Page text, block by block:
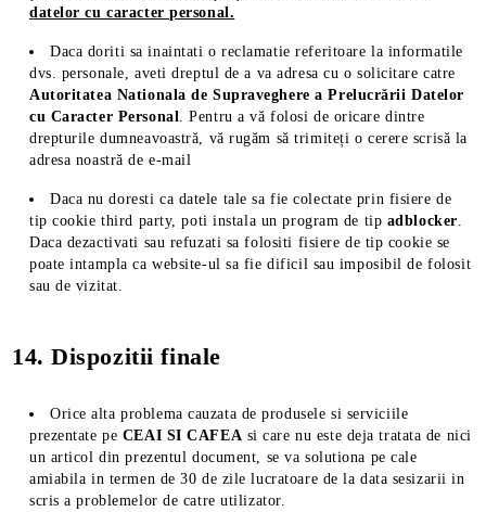
datelor cu caracter personal.
Daca doriti sa inaintati o reclamatie referitoare la informatile
dvs. personale, aveti dreptul de a va adresa cu o solicitare catre
Autoritatea Nationala de Supraveghere a Prelucrării Datelor
cu Caracter Personal. Pentru a vă folosi de oricare dintre
drepturile dumneavoastră, vă rugăm să trimiteți o cerere scrisă la
adresa noastră de e-mail
Daca nu doresti ca datele tale sa fie colectate prin fisiere de
tip cookie third party, poti instala un program de tip adblocker.
Daca dezactivati sau refuzati sa folositi fisiere de tip cookie se
poate intampla ca website-ul sa fie dificil sau imposibil de folosit
sau de vizitat.
14. Dispozitii finale
Orice alta problema cauzata de produsele si serviciile
prezentate pe CEAI SI CAFEA si care nu este deja tratata de nici
un articol din prezentul document, se va solutiona pe cale
amiabila in termen de 30 de zile lucratoare de la data sesizarii in
scris a problemelor de catre utilizator.